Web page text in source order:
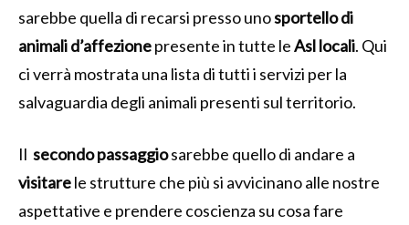
sarebbe quella di recarsi presso unosportello di
animalid’affezionepresente in tutte leAsl locali. Qui
ci verrà mostrata una lista di tutti i servizi per la
salvaguardia degli animali presenti sul territorio.
Il secondo passaggiosarebbe quello di andare a
visitarele strutture che più si avvicinano alle nostre
aspettative e prendere coscienza su cosa fare